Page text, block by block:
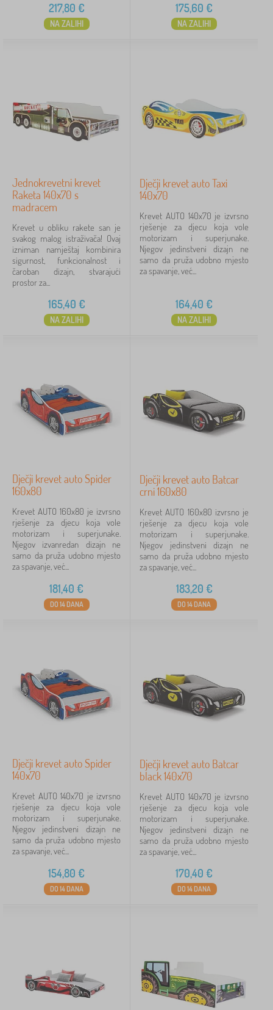
217,80 €
NA ZALIHI
175,60 €
NA ZALIHI
Jednokrevetni krevet
Raketa 140x70 s
madracem
Krevet u obliku rakete san je
svakog malog istraživača! Ovaj
izniman namještaj kombinira
sigurnost, funkcionalnost i
čaroban dizajn, stvarajući
prostor za...
165,40 €
NA ZALIHI
Dječji krevet auto Taxi
140x70
Krevet AUTO 140x70 je izvrsno
rješenje za djecu koja vole
motorizam i superjunake.
Njegov jedinstveni dizajn ne
samo da pruža udobno mjesto
za spavanje, već...
164,40 €
NA ZALIHI
Dječji krevet auto Spider
160x80
Krevet AUTO 160x80 je izvrsno
rješenje za djecu koja vole
motorizam i superjunake.
Njegov izvanredan dizajn ne
samo da pruža udobno mjesto
za spavanje, već...
181,40 €
DO 14 DANA
Dječji krevet auto Batcar
crni 160x80
Krevet AUTO 160x80 izvrsno je
rješenje za djecu koja vole
motorizam i superjunake.
Njegov jedinstveni dizajn ne
samo da pruža udobno mjesto
za spavanje, već...
183,20 €
DO 14 DANA
Dječji krevet auto Spider
140x70
Krevet AUTO 140x70 je izvrsno
rješenje za djecu koja vole
motorizam i superjunake.
Njegov jedinstveni dizajn ne
samo da pruža udobno mjesto
za spavanje, već...
154,80 €
DO 14 DANA
Dječji krevet auto Batcar
black 140x70
Krevet AUTO 140x70 je izvrsno
rješenje za djecu koja vole
motorizam i superjunake.
Njegov jedinstveni dizajn ne
samo da pruža udobno mjesto
za spavanje, već...
170,40 €
DO 14 DANA